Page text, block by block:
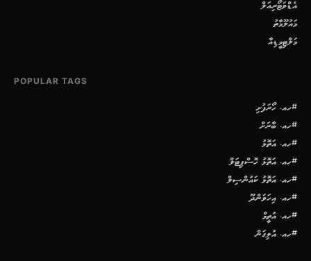
އެޑްވަޓޯރިއަލް
މައުލޫމާތު
މަލްޓިމީޑިއާ
POPULAR TAGS
#ހއ. ހޯރަފުށި
#ހއ. ބާރަށް
#ހއ. އަތޮޅު
#ހއ. އަތޮޅު ހޮސްޕިޓަލް
#ހއ. އަތޮޅު ކައުންސިލް
#ހއ. އިހަވަންދޫ
#ހއ. އުތީމް
#ހއ. އުލިގަން